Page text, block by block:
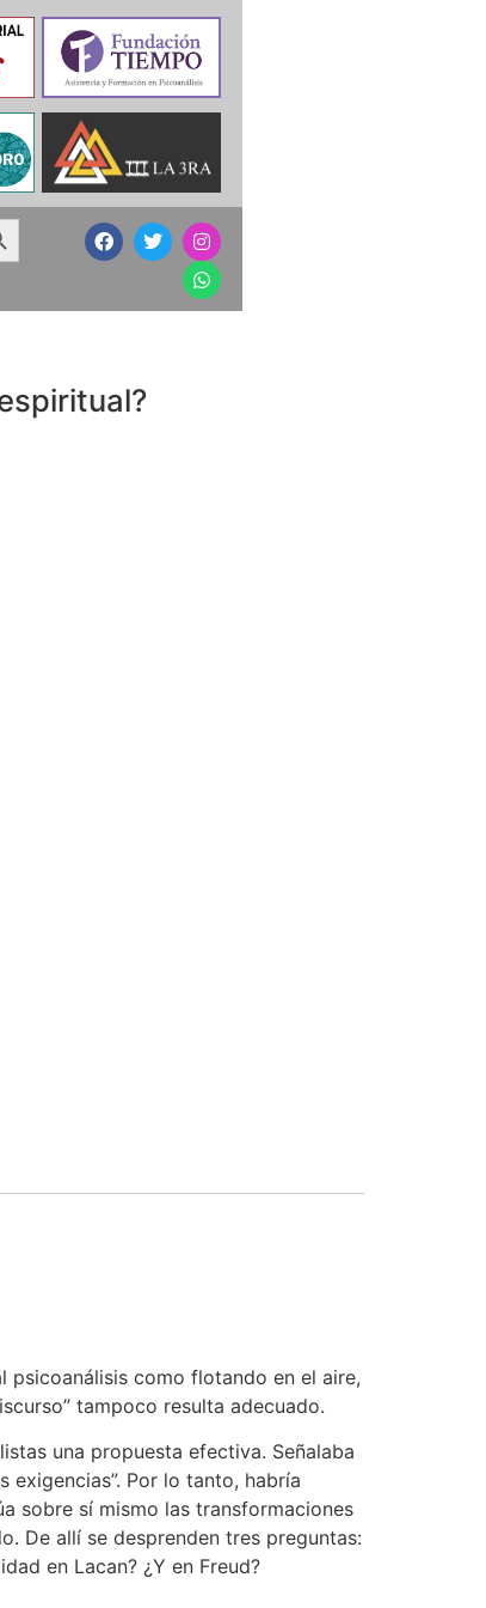
Button
psicoanálisis como flotando en el aire,
tampoco resulta adecuado.
una propuesta efectiva. Señalaba
exigencias”. Por lo tanto, habría
sobre sí mismo las transformaciones
De allí se desprenden tres preguntas:
en Lacan? ¿Y en Freud?